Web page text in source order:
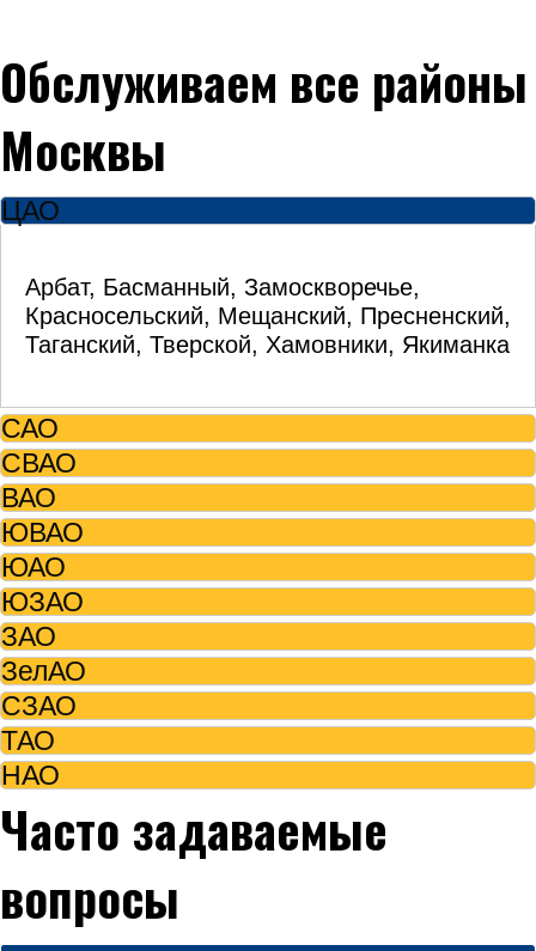
Обслуживаем все районы
Москвы
ЦАО
Арбат, Басманный, Замоскворечье,
Красносельский, Мещанский, Пресненский,
Таганский, Тверской, Хамовники, Якиманка
САО
СВАО
ВАО
ЮВАО
ЮАО
ЮЗАО
ЗАО
ЗелАО
СЗАО
ТАО
НАО
Часто задаваемые
вопросы